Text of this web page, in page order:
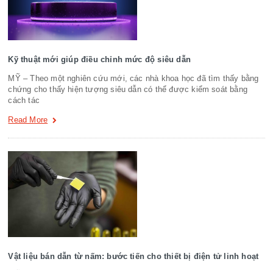
Kỹ thuật mới giúp điều chỉnh mức độ siêu dẫn
MỸ – Theo một nghiên cứu mới, các nhà khoa học đã tìm thấy bằng
chứng cho thấy hiện tượng siêu dẫn có thể được kiểm soát bằng
cách tác
Read More
Vật liệu bán dẫn từ nấm: bước tiến cho thiết bị điện tử linh hoạt